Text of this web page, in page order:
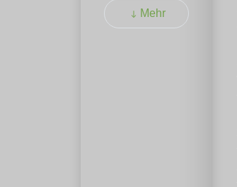
Mehr